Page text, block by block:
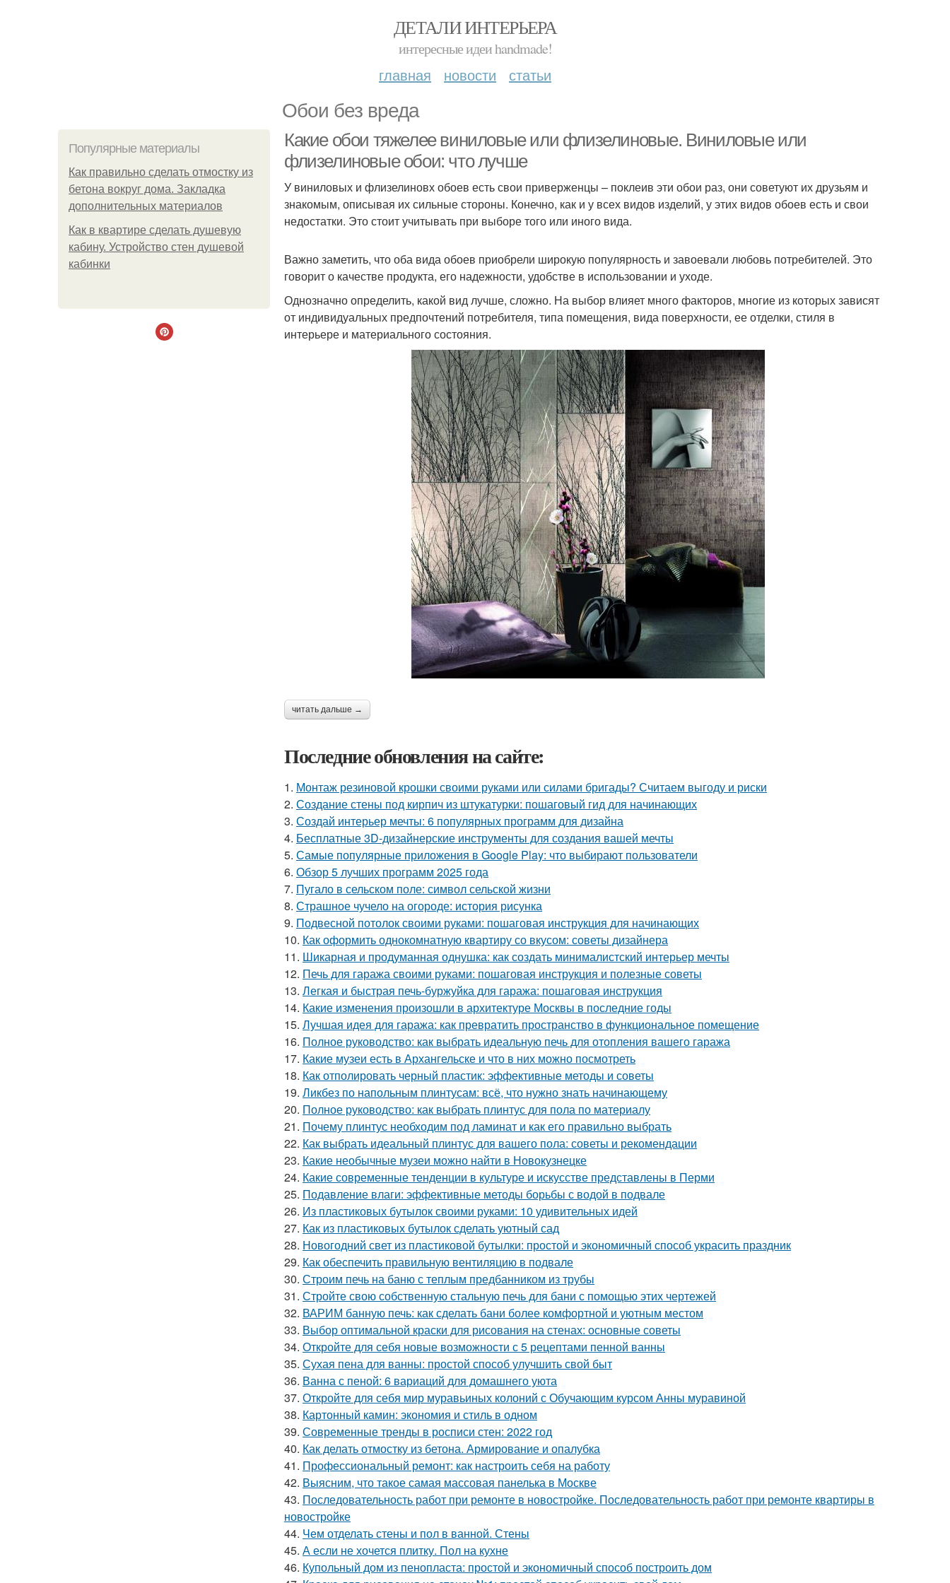
ДЕТАЛИ ИНТЕРЬЕРА
интересные идеи handmade!
главная новости статьи
Обои без вреда
Популярные материалы
Как правильно сделать отмостку из
бетона вокруг дома. Закладка
дополнительных материалов
Как в квартире сделать душевую
кабину. Устройство стен душевой
кабинки
Какие обои тяжелее виниловые или флизелиновые. Виниловые или
флизелиновые обои: что лучше
У виниловых и флизелиновх обоев есть свои приверженцы – поклеив эти обои раз, они советуют их друзьям и
знакомым, описывая их сильные стороны. Конечно, как и у всех видов изделий, у этих видов обоев есть и свои
недостатки. Это стоит учитывать при выборе того или иного вида.
Важно заметить, что оба вида обоев приобрели широкую популярность и завоевали любовь потребителей. Это
говорит о качестве продукта, его надежности, удобстве в использовании и уходе.
Однозначно определить, какой вид лучше, сложно. На выбор влияет много факторов, многие из которых зависят
от индивидуальных предпочтений потребителя, типа помещения, вида поверхности, ее отделки, стиля в
интерьере и материального состояния.
читать дальше →
Последние обновления на сайте:
1. Монтаж резиновой крошки своими руками или силами бригады? Считаем выгоду и риски
2. Создание стены под кирпич из штукатурки: пошаговый гид для начинающих
3. Создай интерьер мечты: 6 популярных программ для дизайна
4. Бесплатные 3D-дизайнерские инструменты для создания вашей мечты
5. Самые популярные приложения в Google Play: что выбирают пользователи
6. Обзор 5 лучших программ 2025 года
7. Пугало в сельском поле: символ сельской жизни
8. Страшное чучело на огороде: история рисунка
9. Подвесной потолок своими руками: пошаговая инструкция для начинающих
10. Как оформить однокомнатную квартиру со вкусом: советы дизайнера
11. Шикарная и продуманная однушка: как создать минималистский интерьер мечты
12. Печь для гаража своими руками: пошаговая инструкция и полезные советы
13. Легкая и быстрая печь-буржуйка для гаража: пошаговая инструкция
14. Какие изменения произошли в архитектуре Москвы в последние годы
15. Лучшая идея для гаража: как превратить пространство в функциональное помещение
16. Полное руководство: как выбрать идеальную печь для отопления вашего гаража
17. Какие музеи есть в Архангельске и что в них можно посмотреть
18. Как отполировать черный пластик: эффективные методы и советы
19. Ликбез по напольным плинтусам: всё, что нужно знать начинающему
20. Полное руководство: как выбрать плинтус для пола по материалу
21. Почему плинтус необходим под ламинат и как его правильно выбрать
22. Как выбрать идеальный плинтус для вашего пола: советы и рекомендации
23. Какие необычные музеи можно найти в Новокузнецке
24. Какие современные тенденции в культуре и искусстве представлены в Перми
25. Подавление влаги: эффективные методы борьбы с водой в подвале
26. Из пластиковых бутылок своими руками: 10 удивительных идей
27. Как из пластиковых бутылок сделать уютный сад
28. Новогодний свет из пластиковой бутылки: простой и экономичный способ украсить праздник
29. Как обеспечить правильную вентиляцию в подвале
30. Строим печь на баню с теплым предбанником из трубы
31. Стройте свою собственную стальную печь для бани с помощью этих чертежей
32. ВАРИМ банную печь: как сделать бани более комфортной и уютным местом
33. Выбор оптимальной краски для рисования на стенах: основные советы
34. Откройте для себя новые возможности с 5 рецептами пенной ванны
35. Сухая пена для ванны: простой способ улучшить свой быт
36. Ванна с пеной: 6 вариаций для домашнего уюта
37. Откройте для себя мир муравьиных колоний с Обучающим курсом Анны муравиной
38. Картонный камин: экономия и стиль в одном
39. Современные тренды в росписи стен: 2022 год
40. Как делать отмостку из бетона. Армирование и опалубка
41. Профессиональный ремонт: как настроить себя на работу
42. Выясним, что такое самая массовая панелька в Москве
43. Последовательность работ при ремонте в новостройке. Последовательность работ при ремонте квартиры в
новостройке
44. Чем отделать стены и пол в ванной. Стены
45. А если не хочется плитку. Пол на кухне
46. Купольный дом из пенопласта: простой и экономичный способ построить дом